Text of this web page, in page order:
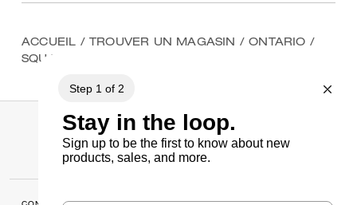
ACCUEIL / TROUVER UN MAGASIN / ONTARIO /
SQUARE ONE